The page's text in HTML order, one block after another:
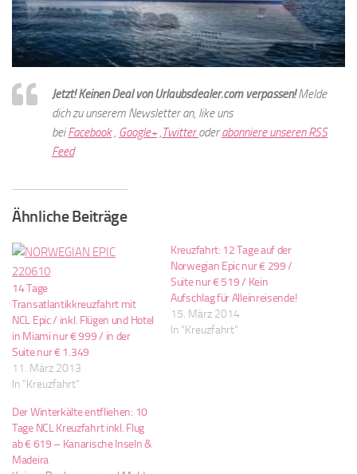
Jetzt! Keinen Deal von Urlaubsdealer.com verpassen!Melde
dich zu unserem Newsletter an, like uns
beiFacebook, Google+,Twitteroderabonniere unseren RSS
Feed
Ähnliche Beiträge
14 Tage
Transatlantikkreuzfahrt mit
NCL Epic / inkl. Flügen und Hotel
in Miami nur € 999 / in der
Suite nur € 1.349
11. März 2013
In "Kreuzfahrt"
Kreuzfahrt: 12 Tage auf der
Norwegian Epic nur € 299 /
Suite nur € 519 / Kein
Aufschlag für Alleinreisende!
15. März 2014
In "Kreuzfahrt"
Der Winterkälte entfliehen: 10
Tage NCL Kreuzfahrt inkl. Flug
ab € 619 – Kanarische Inseln &
Madeira